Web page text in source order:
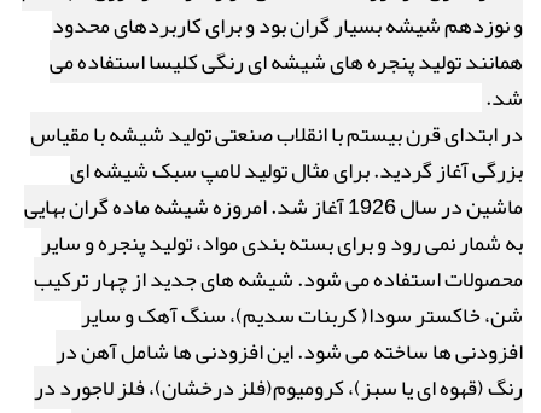
و نوزدهم شیشه بسیار گران بود و برای کاربردهای محدود
همانند تولید پنجره های شیشه ای رنگی کلیسا استفاده می
شد.
در ابتدای قرن بیستم با انقلاب صنعتی تولید شیشه با مقیاس
بزرگی آغاز گردید. برای مثال تولید لامپ سبک شیشه ای
ماشین در سال 1926 آغاز شد. امروزه شیشه ماده گران بهایی
به شمار نمی رود و برای بسته بندی مواد، تولید پنجره و سایر
محصولات استفاده می شود. شیشه های جدید از چهار ترکیب
شن، خاکستر سودا( کربنات سدیم)، سنگ آهک و سایر
افزودنی ها ساخته می شود. این افزودنی ها شامل آهن در
رنگ (قهوه ای یا سبز)، کرومیوم(فلز درخشان)، فلز لاجورد در